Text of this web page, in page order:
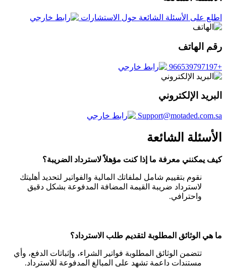
اطلع على الأسئلة الشائعة حول الاستشارات
رقم الهاتف
+966539797197
البريد الإلكتروني
Support@motaded.com.sa
الأسئلة الشائعة
كيف يمكنني معرفة ما إذا كنت مؤهلاً لاسترداد الضريبة؟
نقوم بتقييم شامل لملفاتك المالية والفواتير لتحديد أهليتك
لاسترداد ضريبة القيمة المضافة المدفوعة بشكل دقيق
واحترافي.
ما هي الوثائق المطلوبة لتقديم طلب الاسترداد؟
تتضمن الوثائق المطلوبة فواتير الشراء، وإثباتات الدفع، وأي
مستندات داعمة تشهد على المبالغ المدفوعة للاسترداد.